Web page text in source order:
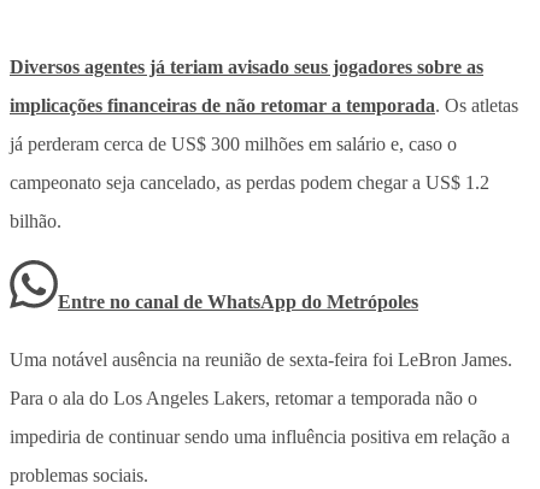
Diversos agentes já teriam avisado seus jogadores sobre as
implicações financeiras de não retomar a temporada. Os atletas
já perderam cerca de US$ 300 milhões em salário e, caso o
campeonato seja cancelado, as perdas podem chegar a US$ 1.2
bilhão.
Entre no canal de WhatsApp do Metrópoles
Uma notável ausência na reunião de sexta-feira foi LeBron James.
Para o ala do Los Angeles Lakers, retomar a temporada não o
impediria de continuar sendo uma influência positiva em relação a
problemas sociais.